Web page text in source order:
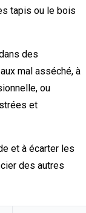
tapis ou le bois
des
mal asséché, à
ou
et
et à écarter les
des autres